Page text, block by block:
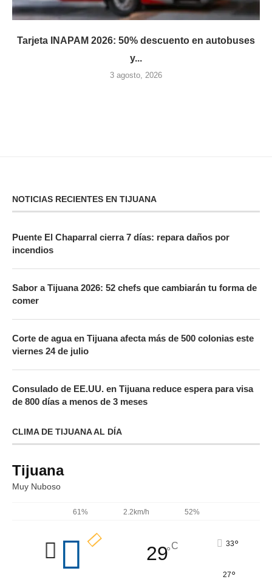
Tarjeta INAPAM 2026: 50% descuento en autobuses
y...
3 agosto, 2026
NOTICIAS RECIENTES EN TIJUANA
Puente El Chaparral cierra 7 días: repara daños por
incendios
Sabor a Tijuana 2026: 52 chefs que cambiarán tu forma de
comer
Corte de agua en Tijuana afecta más de 500 colonias este
viernes 24 de julio
Consulado de EE.UU. en Tijuana reduce espera para visa
de 800 días a menos de 3 meses
CLIMA DE TIJUANA AL DÍA
Tijuana
Muy Nuboso
61% 2.2km/h 52%
29°C 33°
27°